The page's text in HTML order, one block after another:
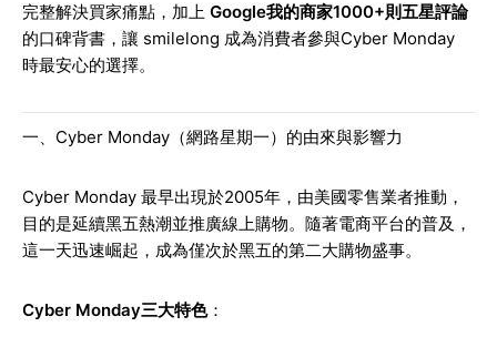
完整解決買家痛點，加上 Google我的商家1000+則五星評論
的口碑背書，讓 smilelong 成為消費者參與Cyber Monday
時最安心的選擇。
一、Cyber Monday（網路星期一）的由來與影響力
Cyber Monday 最早出現於2005年，由美國零售業者推動，
目的是延續黑五熱潮並推廣線上購物。隨著電商平台的普及，
這一天迅速崛起，成為僅次於黑五的第二大購物盛事。
Cyber Monday三大特色：